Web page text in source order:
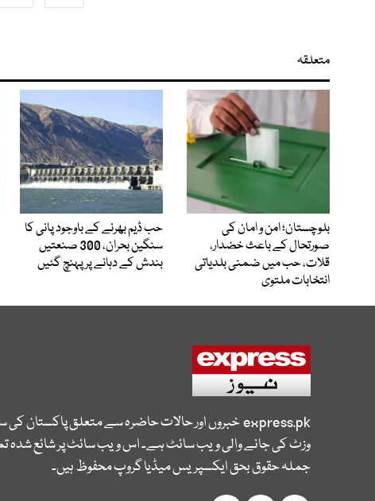
متعلقہ
بلوچستان؛ امن و امان کی
صورتحال کے باعث خضدار،
قلات، حب میں ضمنی بلدیاتی
انتخابات ملتوی
حب ڈیم بھرنے کے باوجود پانی کا
سنگین بحران، 300 صنعتیں
بندش کے دہانے پر پہنچ گئیں
express.pkخبروں اور حالات حاضرہ سے متعلق پاکستان
وزٹ کی جانے والی ویب سائٹ ہے۔ اس ویب سائٹ پر شائع شدہ
جملہ حقوق بحق ایکسپریس میڈیا گروپ محفوظ ہیں۔